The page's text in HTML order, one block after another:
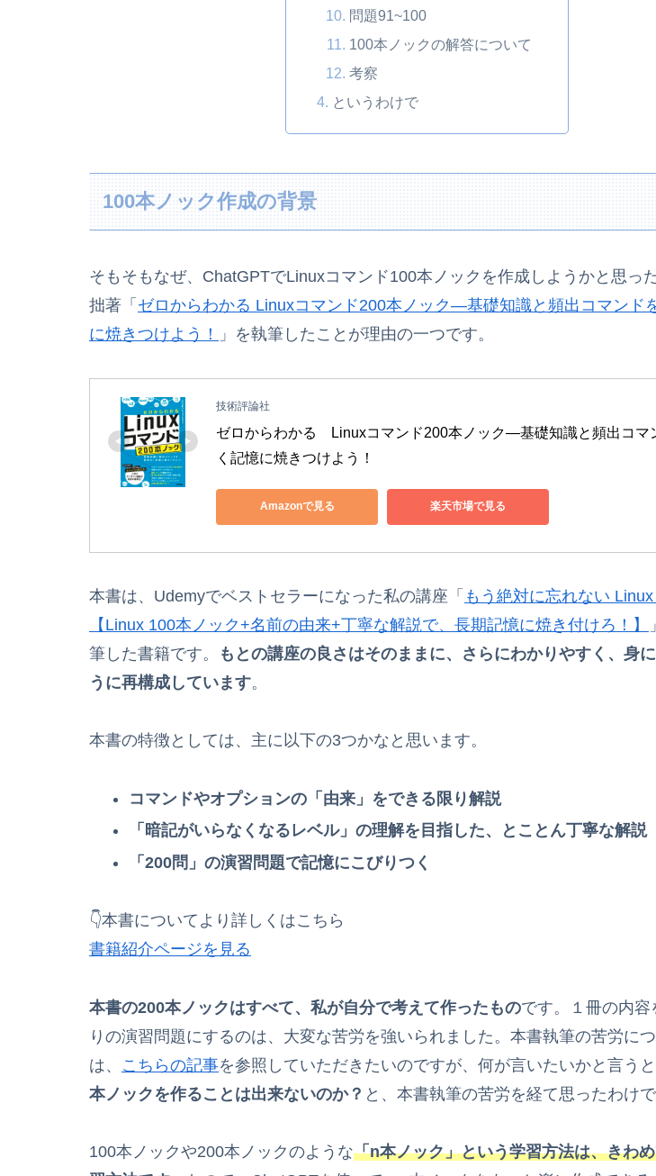
問題91~100
100本ノックの解答について
考察
というわけで
100本ノック作成の背景
そもそもなぜ、ChatGPTでLinuxコマンド100本ノックを作成しようかと思っ
拙著「 ゼロからわかる Linuxコマンド200本ノック―基礎知識と頻出コマンド
に焼きつけよう！
」を執筆したことが理由の一つです。
技術評論社
ゼロからわかる　Linuxコマンド200本ノック―基礎知識と頻出コマ
く記憶に焼きつけよう！
Amazonで見る 楽天市場で見る
本書は、Udemyでベストセラーになった私の講座「 もう絶対に忘れない
【Linux 100本ノック+名前の由来+丁寧な解説で、長期記憶に焼き付けろ！】
筆した書籍です。
もとの講座の良さはそのままに、さらにわかりやすく、身
うに再構成しています。
本書の特徴としては、主に以下の3つかなと思います。
コマンドやオプションの「由来」をできる限り解説
「暗記がいらなくなるレベル」の理解を目指した、とことん丁寧な解説
「200問」の演習問題で記憶にこびりつく
👇本書についてより詳しくはこちら
書籍紹介ページを見る
本書の200本ノックはすべて、私が自分で考えて作ったものです。１冊の内容
りの演習問題にするのは、大変な苦労を強いられました。本書執筆の苦労に
は、 こちらの記事を参照していただきたいのですが、何が言いたいかと言うと
本ノックを作ることは出来ないのか？ と、本書執筆の苦労を経て思ったわけで
100本ノックや200本ノックのような「n本ノック」という学習方法は、きわ